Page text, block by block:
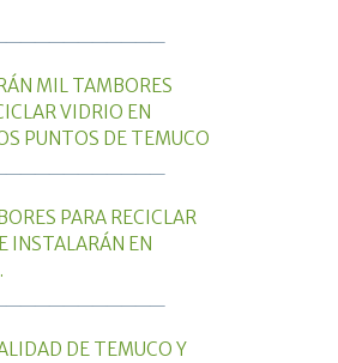
MIL TAMBORES
VIDRIO EN
PUNTOS DE TEMUCO
PARA RECICLAR
INSTALARÁN EN
DE TEMUCO Y